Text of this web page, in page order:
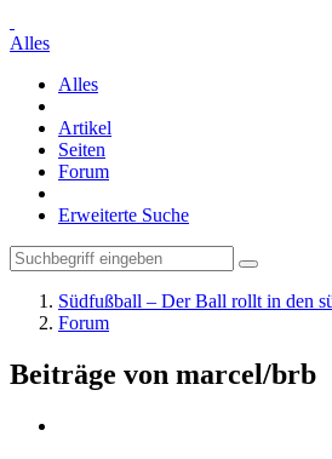
Alles
Alles
Artikel
Seiten
Forum
Erweiterte Suche
Südfußball – Der Ball rollt in den
Forum
Beiträge von marcel/brb